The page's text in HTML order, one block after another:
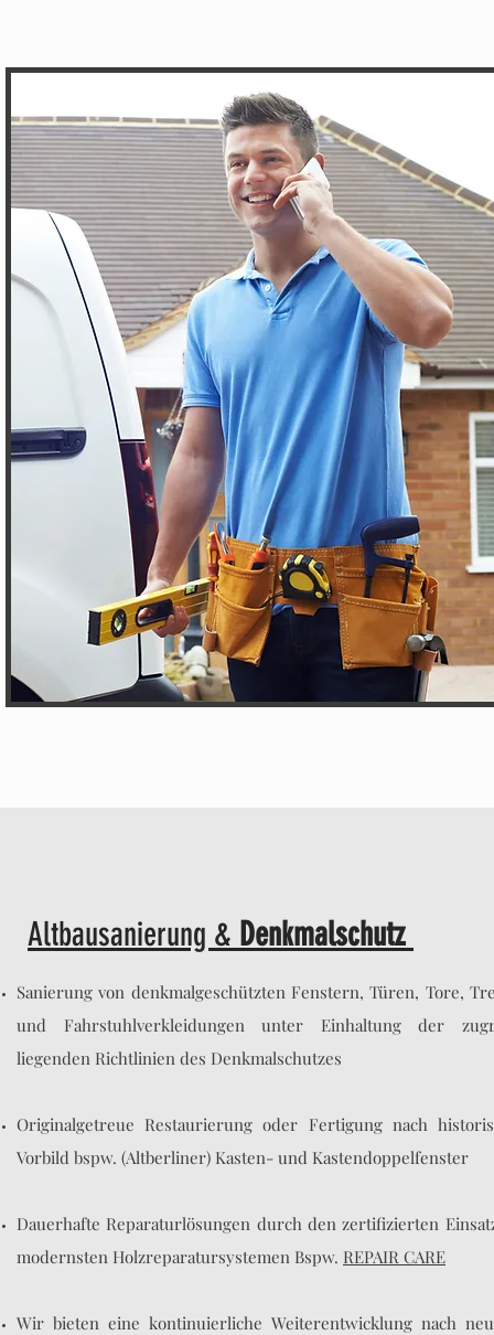
Altbausanierung & Denkmalschutz
Sanierung von denkmalgeschützten Fenstern, Türen, Tore,
und Fahrstuhlverkleidungenunter Einhaltung der
liegenden Richtlinien des Denkmalschutzes
Originalgetreue Restaurierung oder Fertigung nach
Vorbild bspw. (Altberliner) Kasten- und Kastendoppelfenster
Dauerhafte Reparaturlösungen durch den zertifizierten
modernsten Holzreparatursystemen Bspw. REPAIR CARE
Wir bieten eine kontinuierliche Weiterentwicklung nach